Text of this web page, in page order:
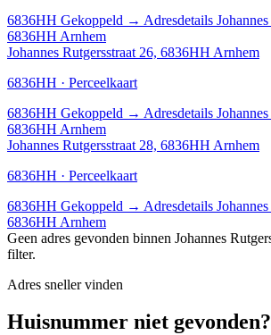
6836HH Gekoppeld → Adresdetails
6836HH Arnhem
Johannes Rutgersstraat 26, 6836HH Arnhem
6836HH · Perceelkaart
6836HH Gekoppeld → Adresdetails
6836HH Arnhem
Johannes Rutgersstraat 28, 6836HH Arnhem
6836HH · Perceelkaart
6836HH Gekoppeld → Adresdetails
6836HH Arnhem
Geen adres gevonden binnen Johannes
filter.
Adres sneller vinden
Huisnummer niet gevonden?